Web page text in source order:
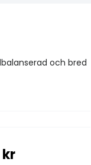
och bred
kr